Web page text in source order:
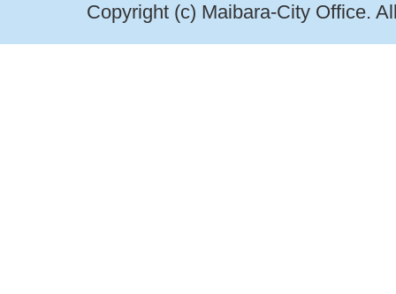
Copyright (c) Maibara-City Office.